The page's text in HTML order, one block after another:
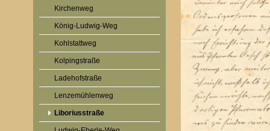
Kirchenweg
König-Ludwig-Weg
Kohlstattweg
Kolpingstraße
Ladehofstraße
Lenzemühlenweg
Liboriusstraße